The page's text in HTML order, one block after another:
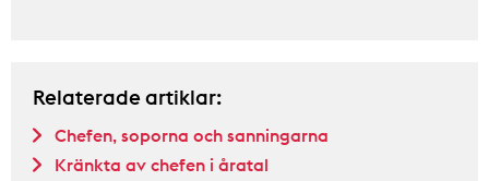
Relaterade artiklar:
Chefen, soporna och sanningarna
Kränkta av chefen i åratal